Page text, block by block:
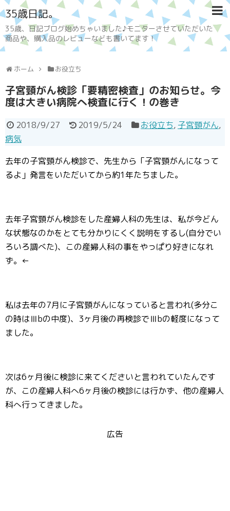
35歳日記。
35歳、日記ブログ始めちゃいました♪モニターさせていただいた
商品や、購入品のレビューなども書いてます！
ホーム お役立ち
子宮頸がん検診「要精密検査」のお知らせ。今
度は大きい病院へ検査に行く！の巻き
2018/9/27 2019/5/24 お役立ち, 子宮頸がん,
病気
去年の子宮頸がん検診で、先生から「子宮頸がんになって
るよ」発言をいただいてから約1年たちました。
去年子宮頸がん検診をした産婦人科の先生は、私が今どん
な状態なのかをとても分かりにくく説明をするし(自分でい
ろいろ調べた)、この産婦人科の事をやっぱり好きになれ
ず。←
私は去年の7月に子宮頸がんになっていると言われ(多分こ
の時はⅢbの中度)、3ヶ月後の再検診でⅢbの軽度になって
ました。
次は6ヶ月後に検診に来てくださいと言われていたんです
が、この産婦人科へ6ヶ月後の検診には行かず、他の産婦人
科へ行ってきました。
広告